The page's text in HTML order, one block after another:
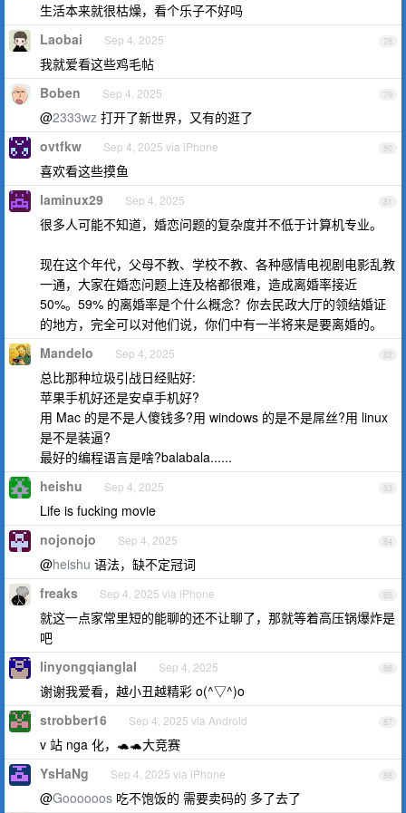
生活本来就很枯燥，看个乐子不好吗
78
Laobai Sep 4, 2025
我就爱看这些鸡毛帖
79
Boben Sep 4, 2025
@2333wz 打开了新世界，又有的逛了
80
ovtfkw Sep 4, 2025 via iPhone
喜欢看这些摸鱼
81
laminux29 Sep 4, 2025
很多人可能不知道，婚恋问题的复杂度并不低于计算机专业。
现在这个年代，父母不教、学校不教、各种感情电视剧电影乱教
一通，大家在婚恋问题上连及格都很难，造成离婚率接近
50%。59% 的离婚率是个什么概念？你去民政大厅的领结婚证
的地方，完全可以对他们说，你们中有一半将来是要离婚的。
82
Mandelo Sep 4, 2025
总比那种垃圾引战日经贴好:
苹果手机好还是安卓手机好?
用 Mac 的是不是人傻钱多?用 windows 的是不是屌丝?用 linux
是不是装逼?
最好的编程语言是啥?balabala......
83
heishu Sep 4, 2025
Life is fucking movie
84
nojonojo Sep 4, 2025
@heishu 语法，缺不定冠词
85
freaks Sep 4, 2025 via iPhone
就这一点家常里短的能聊的还不让聊了，那就等着高压锅爆炸是
吧
86
linyongqianglal Sep 4, 2025
谢谢我爱看，越小丑越精彩 o(^▽^)o
87
strobber16 Sep 4, 2025 via Android
v 站 nga 化，🐢🐢大竞赛
88
YsHaNg Sep 4, 2025 via iPhone
@Goooooos 吃不饱饭的 需要卖码的 多了去了